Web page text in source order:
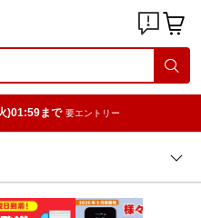
)01:59まで 要エントリー